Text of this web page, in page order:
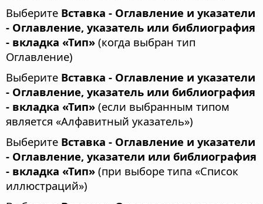
Выберите Вставка - Оглавление и указатели
- Оглавление, указатель или библиография
- вкладка «Тип» (когда выбран тип
Оглавление)
Выберите Вставка - Оглавление и указатели
- Оглавление, указатель или библиография
- вкладка «Тип» (если выбранным типом
является «Алфавитный указатель»)
Выберите Вставка - Оглавление и указатели
- Оглавление, указатели или библиография
- вкладка «Тип» (при выборе типа «Список
иллюстраций»)